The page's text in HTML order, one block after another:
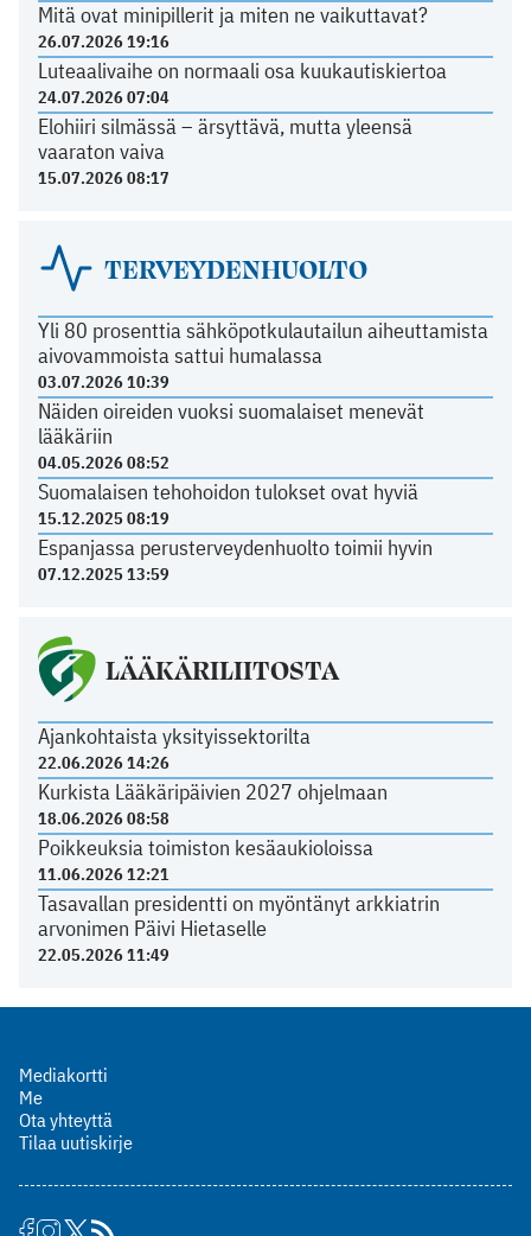
Mitä ovat minipillerit ja miten ne vaikuttavat?
26.07.2026 19:16
Luteaalivaihe on normaali osa kuukautiskiertoa
24.07.2026 07:04
Elohiiri silmässä – ärsyttävä, mutta yleensä
vaaraton vaiva
15.07.2026 08:17
TERVEYDENHUOLTO
Yli 80 prosenttia sähköpotkulautailun aiheuttamista
aivovammoista sattui humalassa
03.07.2026 10:39
Näiden oireiden vuoksi suomalaiset menevät
lääkäriin
04.05.2026 08:52
Suomalaisen tehohoidon tulokset ovat hyviä
15.12.2025 08:19
Espanjassa perusterveydenhuolto toimii hyvin
07.12.2025 13:59
LÄÄKÄRILIITOSTA
Ajankohtaista yksityissektorilta
22.06.2026 14:26
Kurkista Lääkäripäivien 2027 ohjelmaan
18.06.2026 08:58
Poikkeuksia toimiston kesäaukioloissa
11.06.2026 12:21
Tasavallan presidentti on myöntänyt arkkiatrin
arvonimen Päivi Hietaselle
22.05.2026 11:49
Mediakortti
Me
Ota yhteyttä
Tilaa uutiskirje